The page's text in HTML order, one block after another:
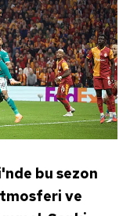
bu sezon
ve